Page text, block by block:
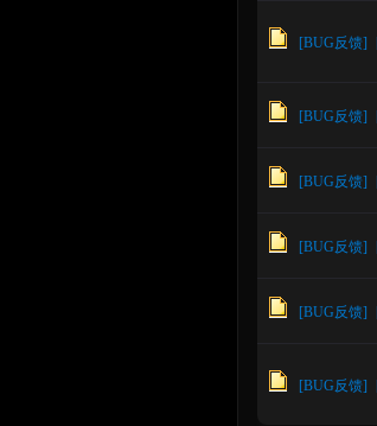
[BUG反馈]
[BUG反馈]
[BUG反馈]
[BUG反馈]
[BUG反馈]
[BUG反馈]